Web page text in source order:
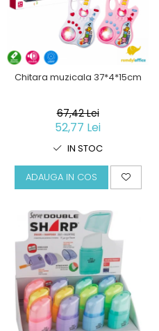
Chitara muzicala 37*4*15cm
67,42 Lei
52,77 Lei
IN STOC
ADAUGA IN COS